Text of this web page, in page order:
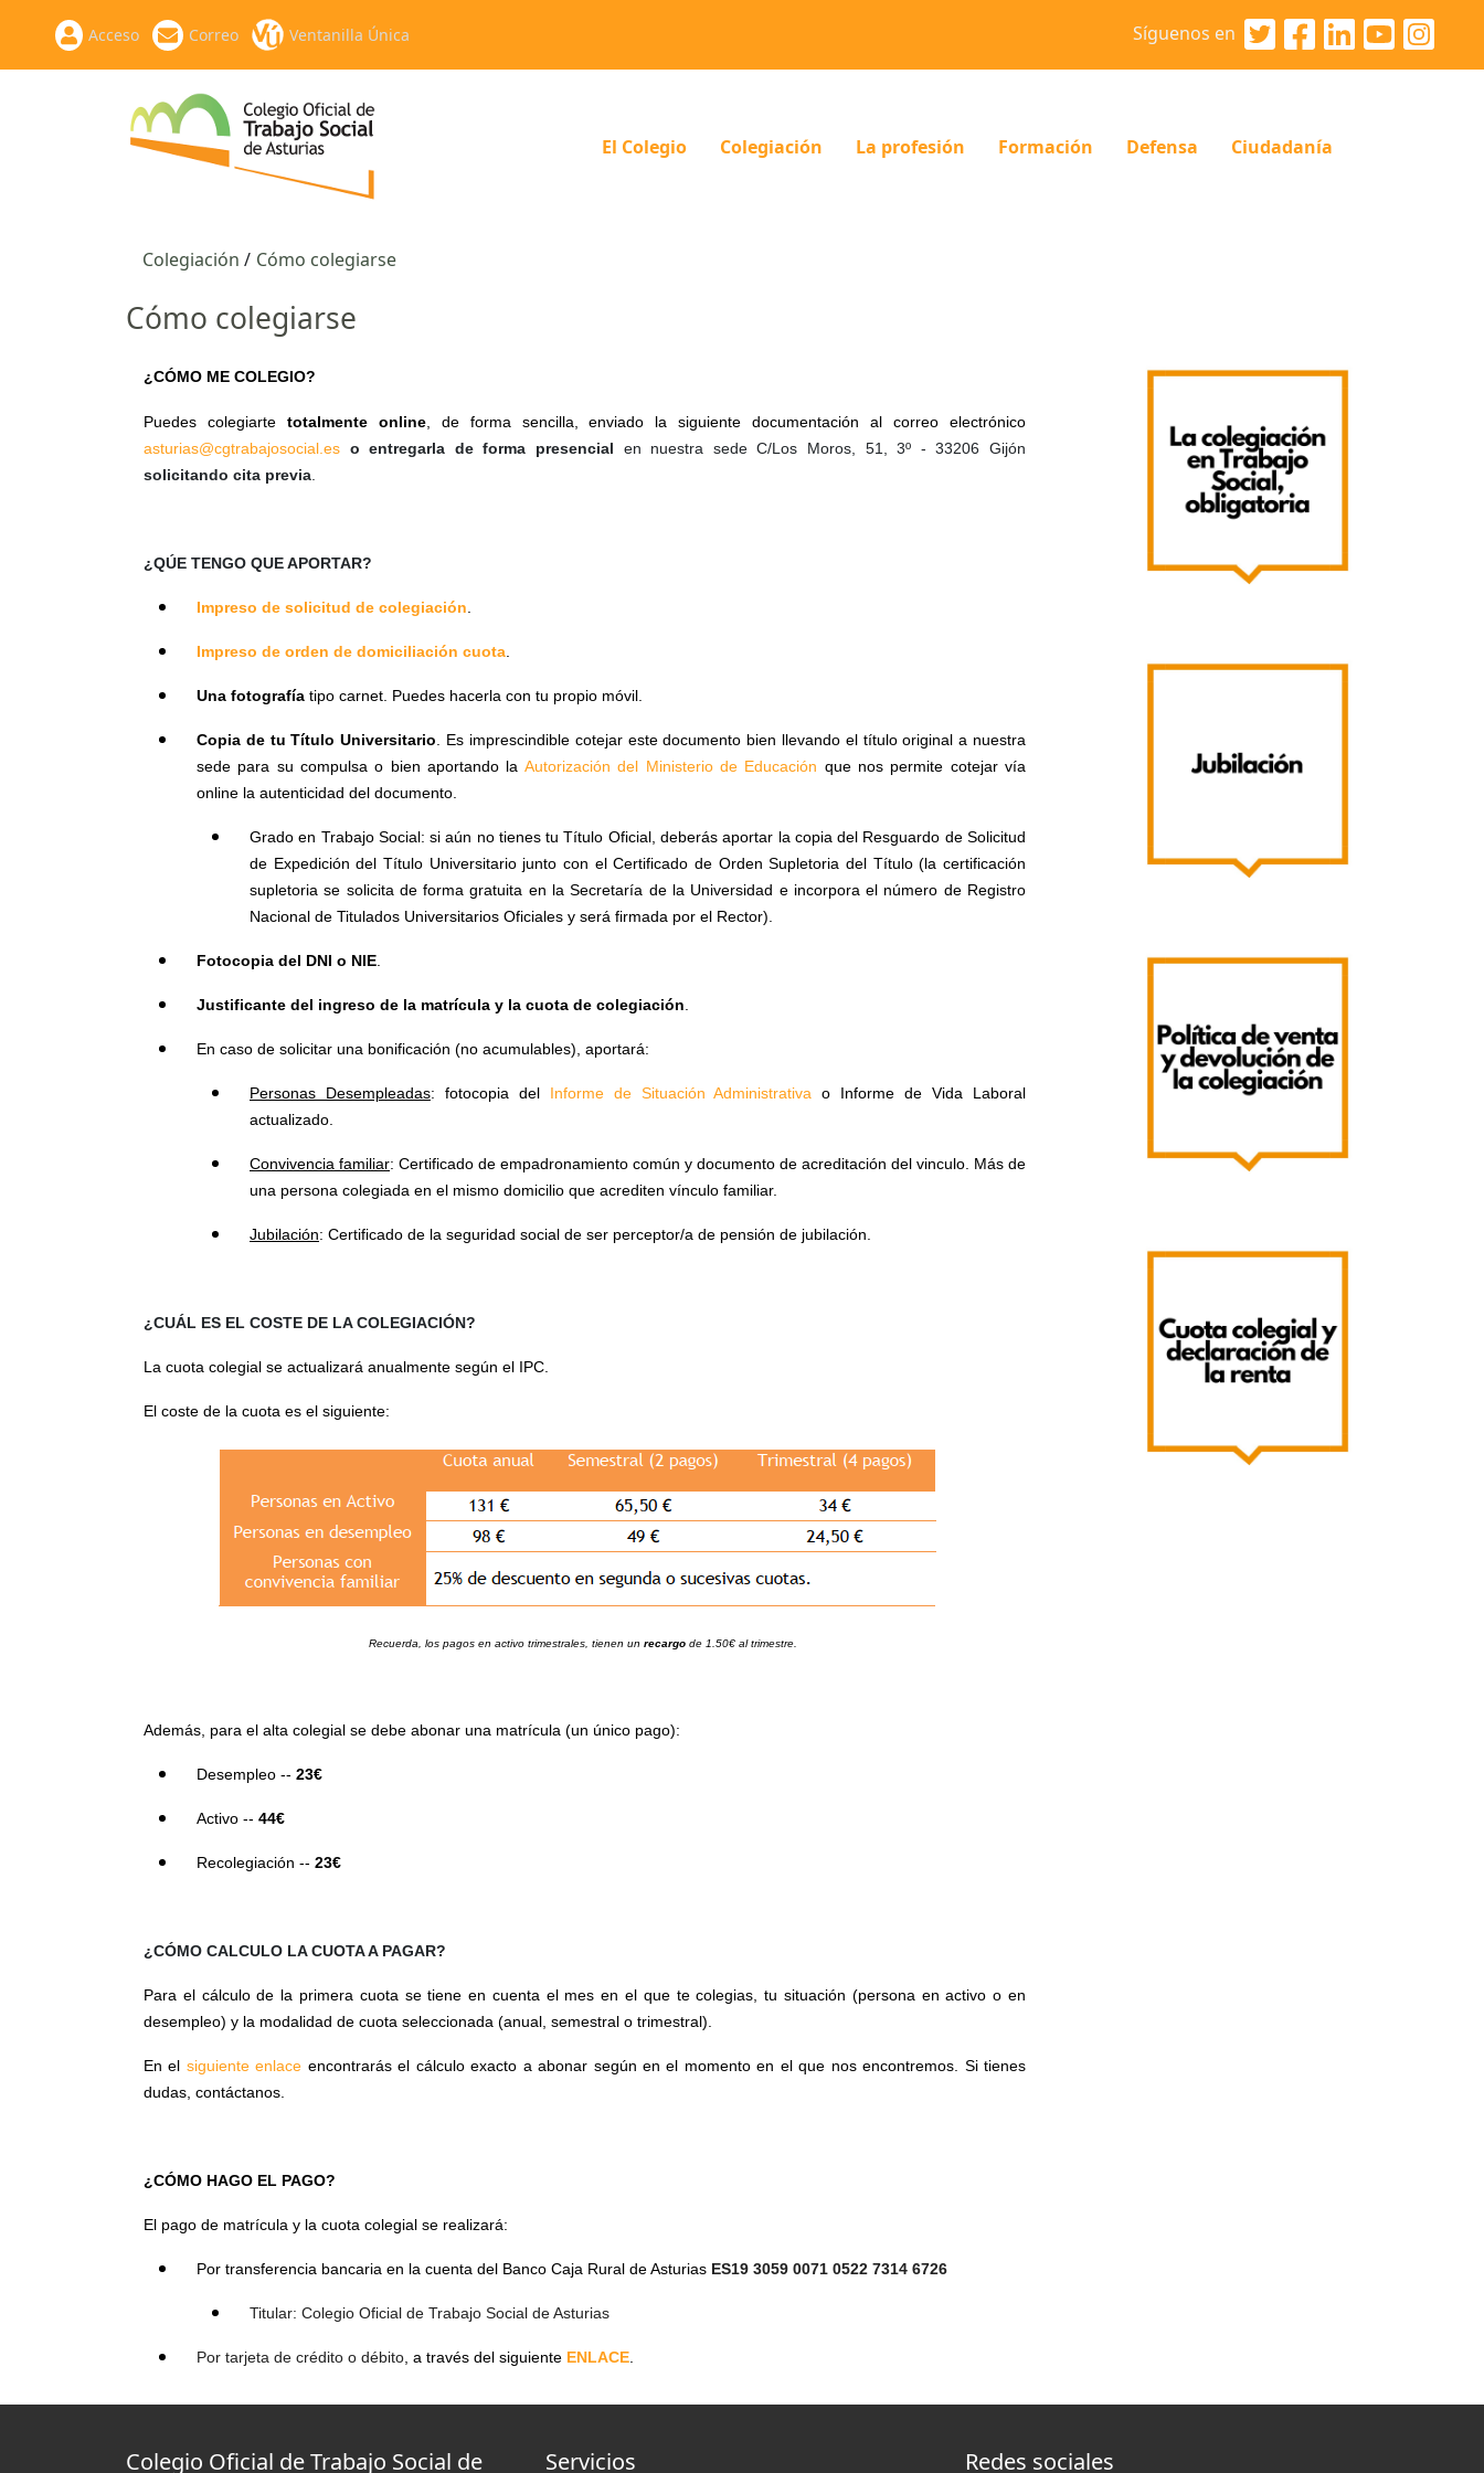
Acceso Correo Ventanilla Única Síguenos en
El Colegio Colegiación La profesión Formación Defensa Ciudadanía
Colegiación Cómo colegiarse
Cómo colegiarse
¿CÓMO ME COLEGIO?
Puedes colegiarte totalmente online, de forma sencilla, enviado lasiguiente documentación al correo electrónico
asturias@cgtrabajosocial.es o entregarla de forma presencial en nuestra sede C/Los Moros, 51, 3º - 33206 Gijón
solicitando cita previa
¿QÚE TENGO QUE APORTAR?
Impreso de solicitud de colegiación
Impreso de orden de domiciliación cuota
Una fotografía tipo carnet. Puedes hacerla con tu propio móvil.
Copia de tu Título Universitario . Es imprescindible cotejar este documento bien llevando el título original a nuestra
sede para su compulsa o bien aportando la Autorización del Ministerio de Educación que nos permite cotejar vía
online la autenticidad del documento.
Grado en Trabajo Social: si aún no tienes tu Título Oficial, deberás aportar la copia del Resguardo de Solicitud
de Expedición del Título Universitario junto con el Certificado de Orden Supletoria del Título (la certificación
supletoria se solicita de forma gratuita en la Secretaría de la Universidad e incorporael número de Registro
Nacional de Titulados Universitarios Oficiales y será firmada por el Rector).
Fotocopia del DNI o NIE
Justificante del ingreso de la matrícula y la cuota de colegiación
En caso de solicitar una bonificación (no acumulables), aportará:
Personas Desempleadas: fotocopia del Informe de Situación Administrativa o Informe de Vida Laboral
actualizado.
Convivencia familiar: Certificado de empadronamiento común y documento de acreditación del vinculo. Más de
una persona colegiada en el mismo domicilio que acrediten vínculo familiar.
Jubilación: Certificado de la seguridad social de ser perceptor/a de pensión de jubilación.
¿CUÁL ES EL COSTE DE LA COLEGIACIÓN?
La cuota colegial se actualizará anualmente según el IPC.
El coste de la cuota es el siguiente:
Recuerda, los pagos en activo trimestrales, tienen un recargo de 1.50€ al trimestre.
Además, para el alta colegial se debe abonar una matrícula (un único pago):
Desempleo -- 23€
Activo -- 44€
Recolegiación -- 23€
¿CÓMO CALCULO LA CUOTA A PAGAR?
Para el cálculo de la primera cuota se tiene en cuenta el mes en el que te colegias, tu situación (persona en activo o en
desempleo) y la modalidad de cuota seleccionada (anual, semestral o trimestral).
En el siguiente enlace encontrarás el cálculo exacto a abonar según en el momento en el que nos encontremos. Si tienes
dudas, contáctanos.
¿CÓMO HAGO EL PAGO?
El pago de matrícula y la cuota colegial se realizará:
Por transferencia bancaria en la cuenta del Banco Caja Rural de Asturias ES19 3059 0071 0522 7314 6726
​Titular: Colegio Oficial de Trabajo Social de Asturias
Por tarjeta de crédito o débito , a través del siguiente ENLACE
Colegio Oficial de Trabajo Social de Servicios Redes sociales